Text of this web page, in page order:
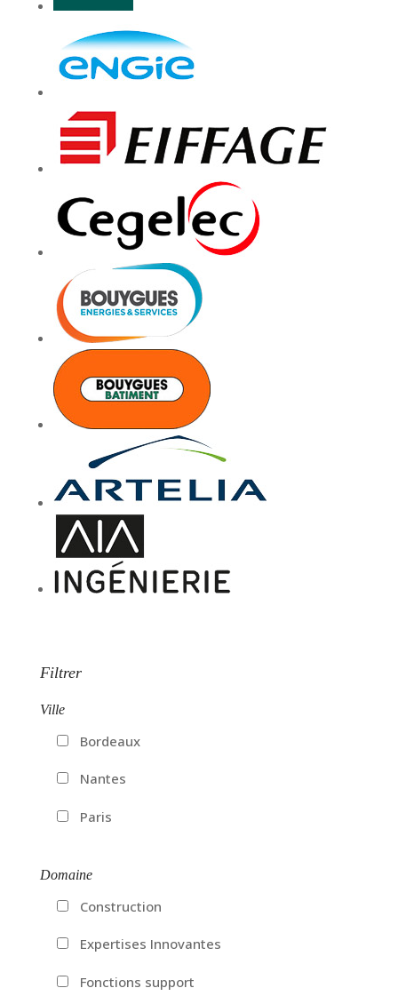
Filtrer
Ville
Bordeaux
Nantes
Paris
Domaine
Construction
Expertises Innovantes
Fonctions support